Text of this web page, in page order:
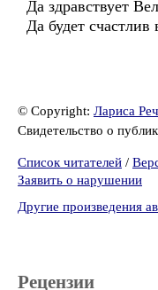
Да здравствует
Да будет счастлив
© Copyright: Лариса
Свидетельство о
Список читателей /
Заявить о нарушении
Другие произведения
Рецензии